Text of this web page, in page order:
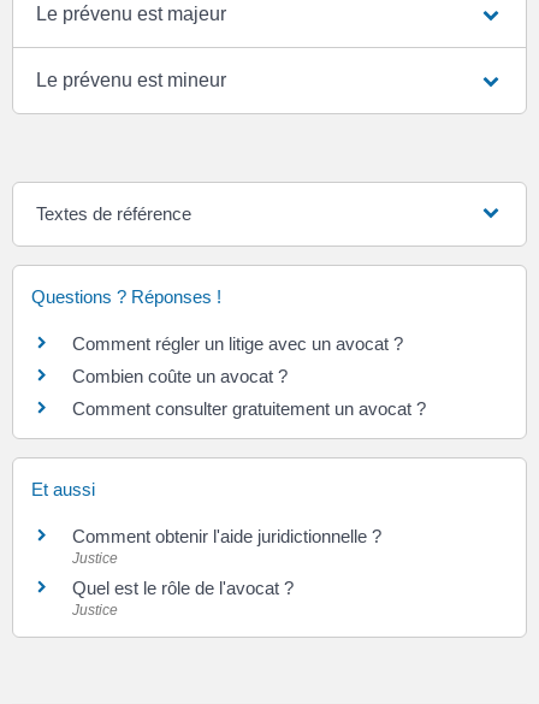
Le prévenu est majeur
Le prévenu est mineur
Textes de référence
Questions ? Réponses !
Comment régler un litige avec un avocat ?
Combien coûte un avocat ?
Comment consulter gratuitement un avocat ?
Et aussi
Comment obtenir l'aide juridictionnelle ?
Justice
Quel est le rôle de l'avocat ?
Justice